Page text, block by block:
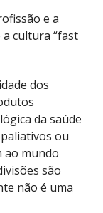
e a
cultura “fast
dos
da saúde
ou
ao mundo
são
não é uma